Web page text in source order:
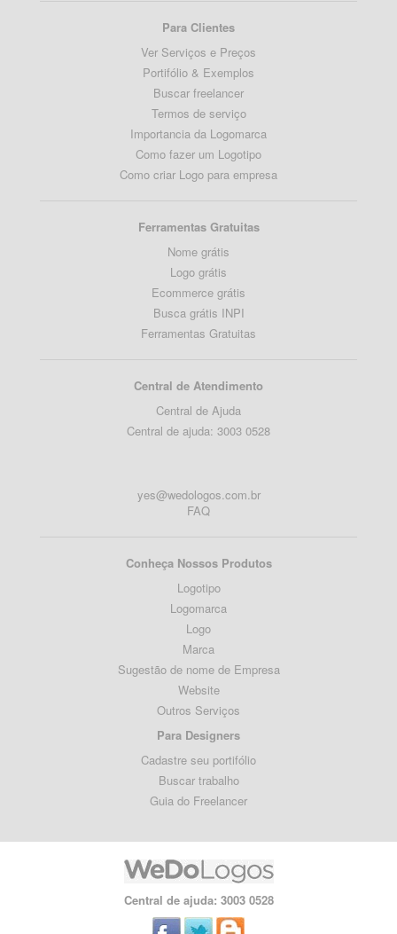
Para Clientes
Ver Serviços e Preços
Portifólio & Exemplos
Buscar freelancer
Termos de serviço
Importancia da Logomarca
Como fazer um Logotipo
Como criar Logo para empresa
Ferramentas Gratuitas
Nome grátis
Logo grátis
Ecommerce grátis
Busca grátis INPI
Ferramentas Gratuitas
Central de Atendimento
Central de Ajuda
Central de ajuda: 3003 0528
yes@wedologos.com.br
FAQ
Conheça Nossos Produtos
Logotipo
Logomarca
Logo
Marca
Sugestão de nome de Empresa
Website
Outros Serviços
Para Designers
Cadastre seu portifólio
Buscar trabalho
Guia do Freelancer
Central de ajuda: 3003 0528